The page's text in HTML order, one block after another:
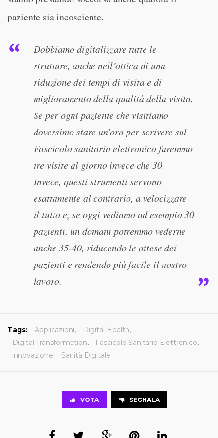
paziente sia incosciente.
Dobbiamo digitalizzare tutte le
strutture, anche nell’ottica di una
riduzione dei tempi di visita e di
miglioramento della qualità della visita.
Se per ogni paziente che visitiamo
dovessimo stare un’ora per scrivere sul
Fascicolo sanitario elettronico faremmo
tre visite al giorno invece che 30.
Invece, questi strumenti servono
esattamente al contrario, a velocizzare
il tutto e, se oggi vediamo ad esempio 30
pazienti, un domani potremmo vederne
anche 35-40, riducendo le attese dei
pazienti e rendendo più facile il nostro
lavoro.
Tags: Applicazioni, Digital Health,
Digital Transformation, Fascicolo Sanitario Elettronico,
innovazione, Sanità Digitale
VOTA SEGNALA